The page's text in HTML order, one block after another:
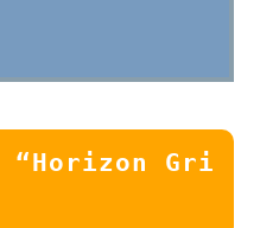
“Horizon Gri